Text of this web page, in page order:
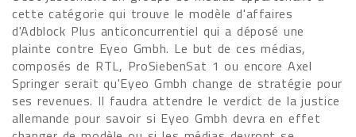
cette catégorie qui trouve le modèle d'affaires
d'Adblock Plus anticoncurrentiel qui a déposé une
plainte contre Eyeo Gmbh. Le but de ces médias,
composés de RTL, ProSiebenSat 1 ou encore Axel
Springer serait qu'Eyeo Gmbh change de stratégie pour
ses revenues. Il faudra attendre le verdict de la justice
allemande pour savoir si Eyeo Gmbh devra en effet